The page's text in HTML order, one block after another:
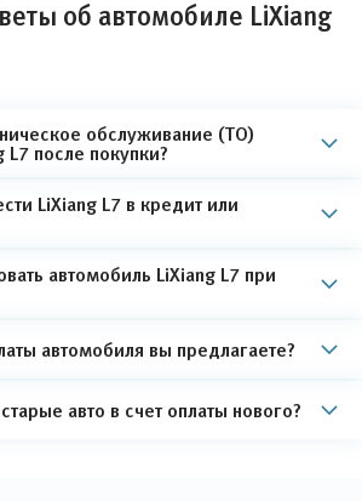
об автомобиле LiXiang
обслуживание (ТО)
L7 после покупки?
LiXiang L7 в кредит или
автомобиль LiXiang L7 при
автомобиля вы предлагаете?
авто в счет оплаты нового?